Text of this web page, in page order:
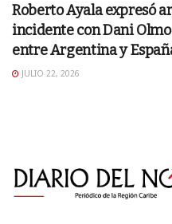
Roberto Ayala expresó
incidente con Dani
entre Argentina y
JULIO 22, 2026